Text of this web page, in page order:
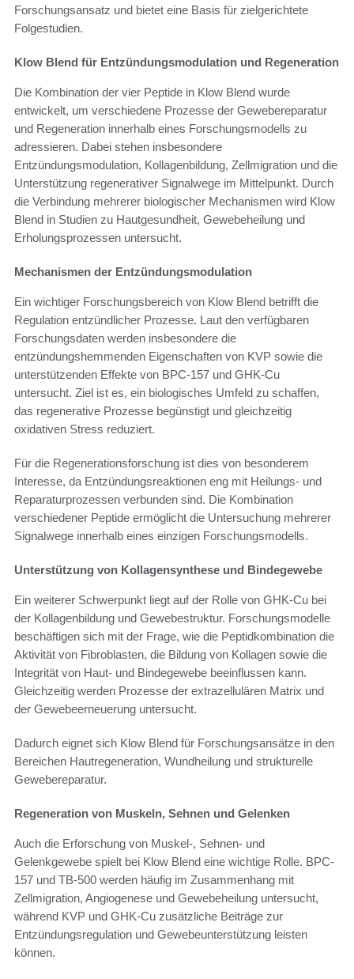
Forschungsansatz und bietet eine Basis für zielgerichtete
Folgestudien.
Klow Blend für Entzündungsmodulation und Regeneration
Die Kombination der vier Peptide in Klow Blend wurde
entwickelt, um verschiedene Prozesse der Gewebereparatur
und Regeneration innerhalb eines Forschungsmodells zu
adressieren. Dabei stehen insbesondere
Entzündungsmodulation, Kollagenbildung, Zellmigration und die
Unterstützung regenerativer Signalwege im Mittelpunkt. Durch
die Verbindung mehrerer biologischer Mechanismen wird Klow
Blend in Studien zu Hautgesundheit, Gewebeheilung und
Erholungsprozessen untersucht.
Mechanismen der Entzündungsmodulation
Ein wichtiger Forschungsbereich von Klow Blend betrifft die
Regulation entzündlicher Prozesse. Laut den verfügbaren
Forschungsdaten werden insbesondere die
entzündungshemmenden Eigenschaften von KVP sowie die
unterstützenden Effekte von BPC-157 und GHK-Cu
untersucht. Ziel ist es, ein biologisches Umfeld zu schaffen,
das regenerative Prozesse begünstigt und gleichzeitig
oxidativen Stress reduziert.
Für die Regenerationsforschung ist dies von besonderem
Interesse, da Entzündungsreaktionen eng mit Heilungs- und
Reparaturprozessen verbunden sind. Die Kombination
verschiedener Peptide ermöglicht die Untersuchung mehrerer
Signalwege innerhalb eines einzigen Forschungsmodells.
Unterstützung von Kollagensynthese und Bindegewebe
Ein weiterer Schwerpunkt liegt auf der Rolle von GHK-Cu bei
der Kollagenbildung und Gewebestruktur. Forschungsmodelle
beschäftigen sich mit der Frage, wie die Peptidkombination die
Aktivität von Fibroblasten, die Bildung von Kollagen sowie die
Integrität von Haut- und Bindegewebe beeinflussen kann.
Gleichzeitig werden Prozesse der extrazellulären Matrix und
der Gewebeerneuerung untersucht.
Dadurch eignet sich Klow Blend für Forschungsansätze in den
Bereichen Hautregeneration, Wundheilung und strukturelle
Gewebereparatur.
Regeneration von Muskeln, Sehnen und Gelenken
Auch die Erforschung von Muskel-, Sehnen- und
Gelenkgewebe spielt bei Klow Blend eine wichtige Rolle. BPC-
157 und TB-500 werden häufig im Zusammenhang mit
Zellmigration, Angiogenese und Gewebeheilung untersucht,
während KVP und GHK-Cu zusätzliche Beiträge zur
Entzündungsregulation und Gewebeunterstützung leisten
können.